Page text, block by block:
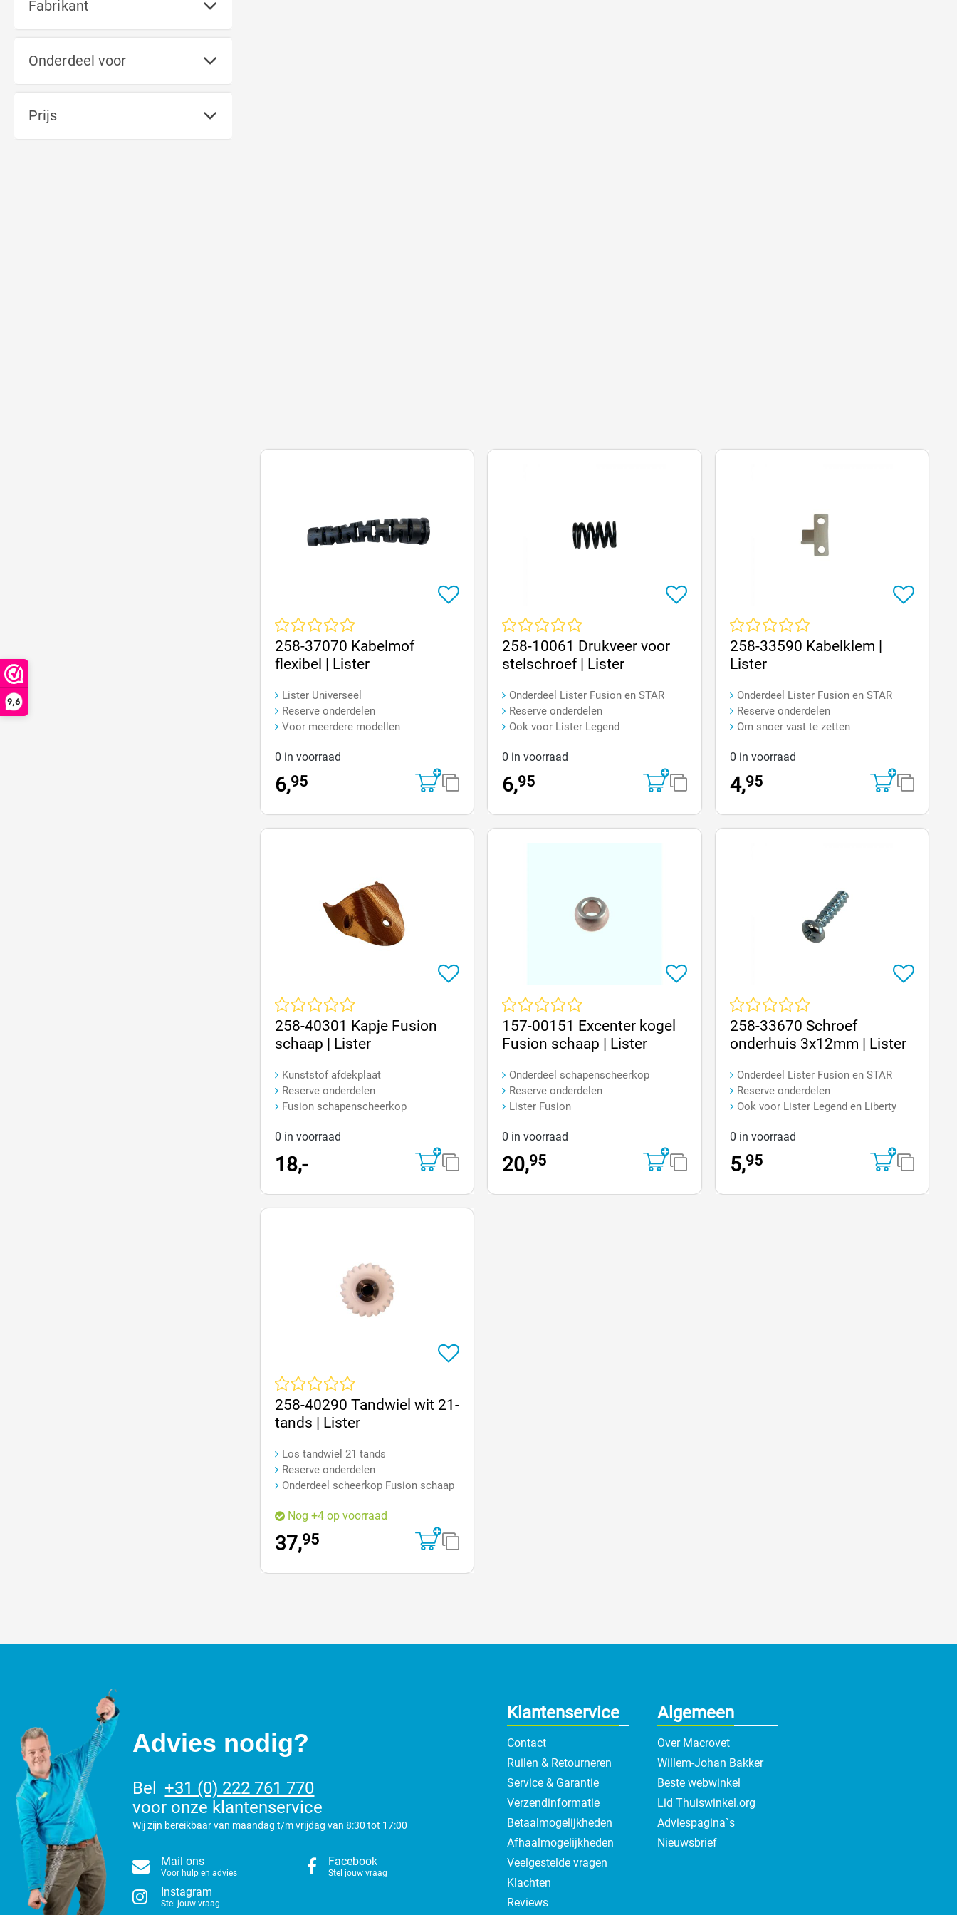
9,6
Fabrikant
Onderdeel voor
Prijs
Gemiddelde waardering van 0 van 5 sterren
258-37070 Kabelmof
flexibel | Lister
Lister Universeel
Reserve onderdelen
Voor meerdere modellen
0 in voorraad
6,95
Gemiddelde waardering van 0 van 5 sterren
258-10061 Drukveer voor
stelschroef | Lister
Onderdeel Lister Fusion en STAR
Reserve onderdelen
Ook voor Lister Legend
0 in voorraad
6,95
Gemiddelde waardering van 0 van 5 sterren
258-33590 Kabelklem |
Lister
Onderdeel Lister Fusion en STAR
Reserve onderdelen
Om snoer vast te zetten
0 in voorraad
4,95
Gemiddelde waardering van 0 van 5 sterren
258-40301 Kapje Fusion
schaap | Lister
Kunststof afdekplaat
Reserve onderdelen
Fusion schapenscheerkop
0 in voorraad
18,-
Gemiddelde waardering van 0 van 5 sterren
157-00151 Excenter kogel
Fusion schaap | Lister
Onderdeel schapenscheerkop
Reserve onderdelen
Lister Fusion
0 in voorraad
20,95
Gemiddelde waardering van 0 van 5 sterren
258-33670 Schroef
onderhuis 3x12mm | Lister
Onderdeel Lister Fusion en STAR
Reserve onderdelen
Ook voor Lister Legend en Liberty
0 in voorraad
5,95
Gemiddelde waardering van 0 van 5 sterren
258-40290 Tandwiel wit 21-
tands | Lister
Los tandwiel 21 tands
Reserve onderdelen
Onderdeel scheerkop Fusion schaap
Nog +4 op voorraad
37,95
Klantenservice
Contact
Ruilen & Retourneren
Service & Garantie
Verzendinformatie
Betaalmogelijkheden
Afhaalmogelijkheden
Veelgestelde vragen
Klachten
Reviews
Algemeen
Over Macrovet
Willem-Johan Bakker
Beste webwinkel
Lid Thuiswinkel.org
Adviespagina`s
Nieuwsbrief
Advies nodig?
Bel
+31 (0) 222 761 770
voor onze klantenservice
Wij zijn bereikbaar van maandag t/m vrijdag van 8:30 tot 17:00
Mail ons
Voor hulp en advies
Facebook
Stel jouw vraag
Instagram
Stel jouw vraag